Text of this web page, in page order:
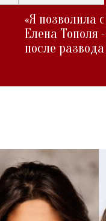
«Я позволила
Елена Тополя
после развода